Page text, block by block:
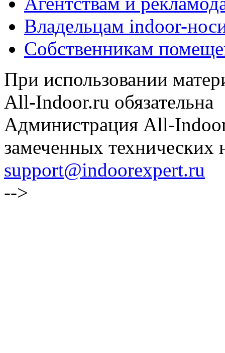
Владельцам indoor-
Собственникам
При использовании
All-Indoor.ru обязательна
Администрация All-
замеченных технических
support@indoorexpert.ru
-->